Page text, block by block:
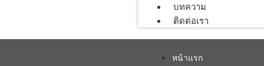
บทความ
ติดต่อเรา
หน้าแรก